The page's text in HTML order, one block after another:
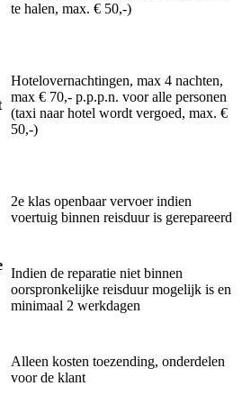
te halen, max. € 50,-)
Hotelovernachtingen, max 4 nachten,
max € 70,- p.p.p.n. voor alle personen
(taxi naar hotel wordt vergoed, max. €
50,-)
2e klas openbaar vervoer indien
voertuig binnen reisduur is gerepareerd
Indien de reparatie niet binnen
oorspronkelijke reisduur mogelijk is en
minimaal 2 werkdagen
Alleen kosten toezending, onderdelen
voor de klant